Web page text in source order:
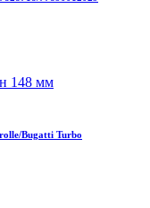
Bugatti Turbo